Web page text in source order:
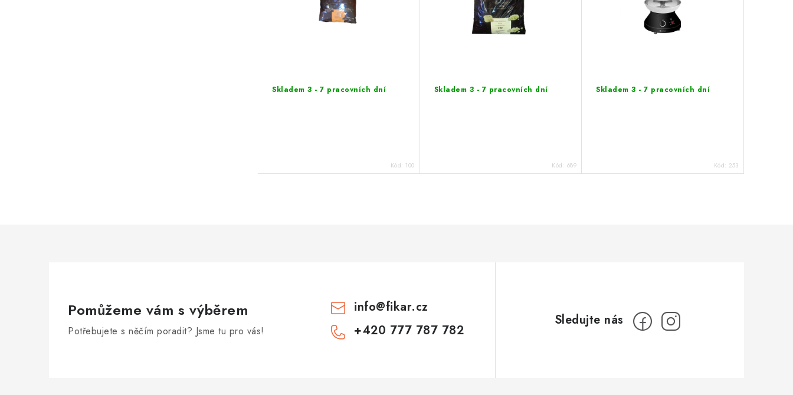
Skladem 3 - 7 pracovních dní
Kód: 100
Skladem 3 - 7 pracovních dní
Kód: 689
Skladem 3 - 7 pracovních dní
Kód: 253
Pomůžeme vám s výběrem
Potřebujete s něčím poradit? Jsme tu pro vás!
info@fikar.cz
+420 777 787 782